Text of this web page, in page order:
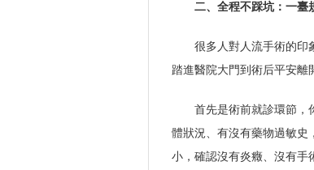
二、全程不踩坑：一臺
很多人對人流手術的印
踏進醫院大門到術后平安離
首先是術前就診環節，
體狀況、有沒有藥物過敏史
小，確認沒有炎癥、沒有手